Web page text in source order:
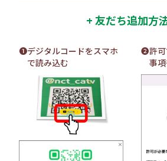
+ 友だち追加方
❶デジタルコードをスマホ
で読み込む
❷許可
事